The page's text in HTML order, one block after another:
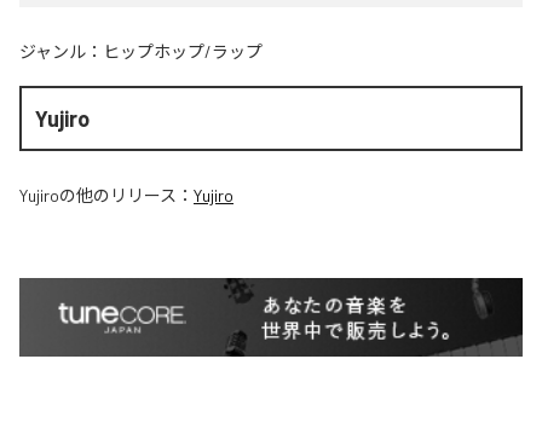
ジャンル： ヒップホップ/ラップ
Yujiro
Yujiroの他のリリース： Yujiro